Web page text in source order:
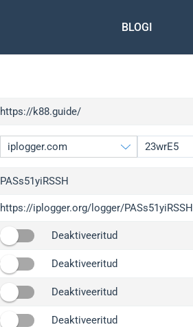
BLOGI
https://k88.guide/
iplogger.org
wl.gl
ed.tc
iplogger.com
PASs51yiRSSH
https://iplogger.org/logger/PASs51yiRSSH
Deaktiveeritud
Deaktiveeritud
Deaktiveeritud
Deaktiveeritud